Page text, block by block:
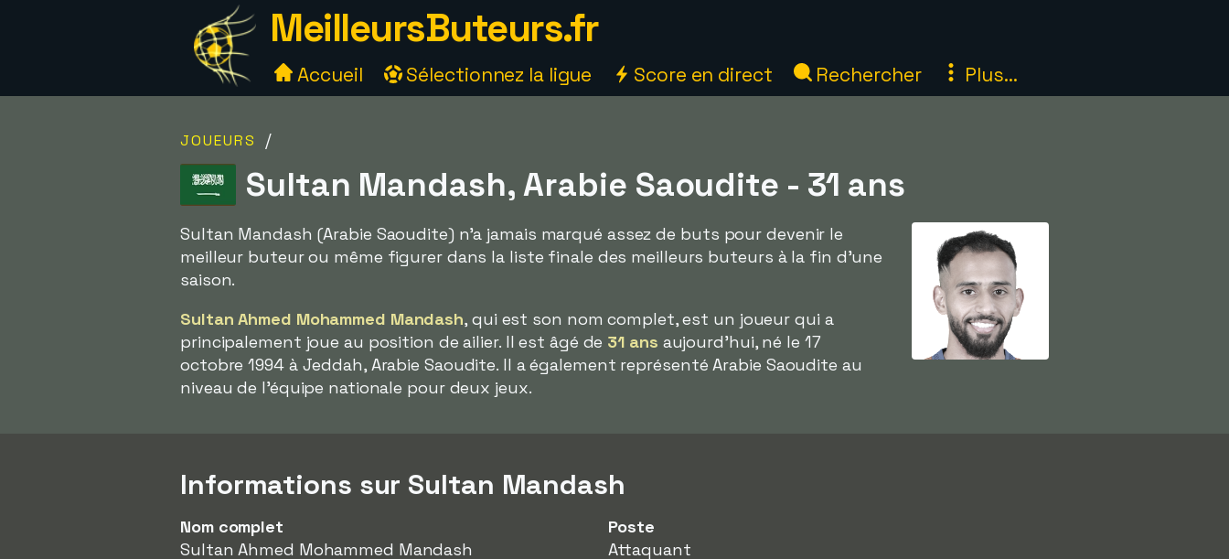
MeilleursButeurs.fr
Accueil Sélectionnez la ligue Score en direct Rechercher Plus...
JOUEURS /
Sultan Mandash, Arabie Saoudite - 31 ans
Sultan Mandash (Arabie Saoudite) n'a jamais marqué assez de buts pour devenir le
meilleur buteur ou même figurer dans la liste finale des meilleurs buteurs à la fin d'une
saison.
Sultan Ahmed Mohammed Mandash, qui est son nom complet, est un joueur qui a
principalement joue au position de ailier. Il est âgé de 31 ans aujourd'hui, né le 17
octobre 1994 à Jeddah, Arabie Saoudite. Il a également représenté Arabie Saoudite au
niveau de l'équipe nationale pour deux jeux.
Informations sur Sultan Mandash
Nom complet
Sultan Ahmed Mohammed Mandash
Poste
Attaquant